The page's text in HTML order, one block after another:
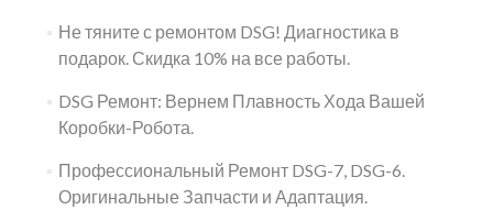
Не тяните с ремонтом DSG! Диагностика в
подарок. Скидка 10% на все работы.
DSG Ремонт: Вернем Плавность Хода Вашей
Коробки-Робота.
Профессиональный Ремонт DSG-7, DSG-6.
Оригинальные Запчасти и Адаптация.